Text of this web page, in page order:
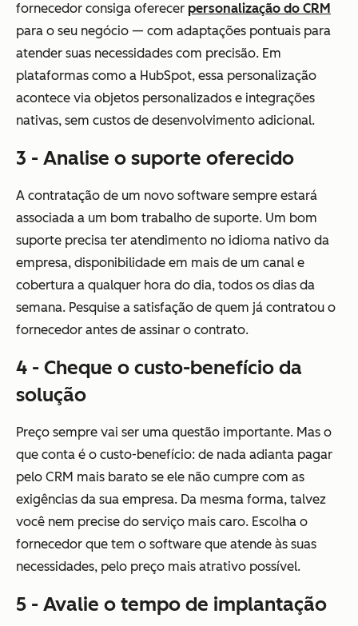
fornecedor consiga oferecer personalização do CRM
para o seu negócio — com adaptações pontuais para
atender suas necessidades com precisão. Em
plataformas como a HubSpot, essa personalização
acontece via objetos personalizados e integrações
nativas, sem custos de desenvolvimento adicional.
3 - Analise o suporte oferecido
A contratação de um novo software sempre estará
associada a um bom trabalho de suporte. Um bom
suporte precisa ter atendimento no idioma nativo da
empresa, disponibilidade em mais de um canal e
cobertura a qualquer hora do dia, todos os dias da
semana. Pesquise a satisfação de quem já contratou o
fornecedor antes de assinar o contrato.
4 - Cheque o custo-benefício da
solução
Preço sempre vai ser uma questão importante. Mas o
que conta é o custo-benefício: de nada adianta pagar
pelo CRM mais barato se ele não cumpre com as
exigências da sua empresa. Da mesma forma, talvez
você nem precise do serviço mais caro. Escolha o
fornecedor que tem o software que atende às suas
necessidades, pelo preço mais atrativo possível.
5 - Avalie o tempo de implantação